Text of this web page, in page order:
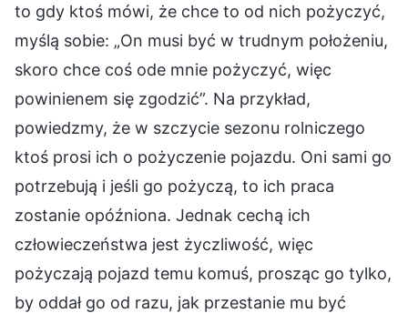
to gdy ktoś mówi, że chce to od nich pożyczyć,
myślą sobie: „On musi być w trudnym położeniu,
skoro chce coś ode mnie pożyczyć, więc
powinienem się zgodzić”. Na przykład,
powiedzmy, że w szczycie sezonu rolniczego
ktoś prosi ich o pożyczenie pojazdu. Oni sami go
potrzebują i jeśli go pożyczą, to ich praca
zostanie opóźniona. Jednak cechą ich
człowieczeństwa jest życzliwość, więc
pożyczają pojazd temu komuś, prosząc go tylko,
by oddał go od razu, jak przestanie mu być